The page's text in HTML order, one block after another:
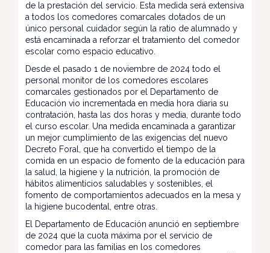
de la prestación del servicio. Esta medida será extensiva
a todos los comedores comarcales dotados de un
único personal cuidador según la ratio de alumnado y
está encaminada a reforzar el tratamiento del comedor
escolar como espacio educativo.
Desde el pasado 1 de noviembre de 2024 todo el
personal monitor de los comedores escolares
comarcales gestionados por el Departamento de
Educación vio incrementada en media hora diaria su
contratación, hasta las dos horas y media, durante todo
el curso escolar. Una medida encaminada a garantizar
un mejor cumplimiento de las exigencias del nuevo
Decreto Foral, que ha convertido el tiempo de la
comida en un espacio de fomento de la educación para
la salud, la higiene y la nutrición, la promoción de
hábitos alimenticios saludables y sostenibles, el
fomento de comportamientos adecuados en la mesa y
la higiene bucodental, entre otras.
El Departamento de Educación anunció en septiembre
de 2024 que la cuota máxima por el servicio de
comedor para las familias en los comedores